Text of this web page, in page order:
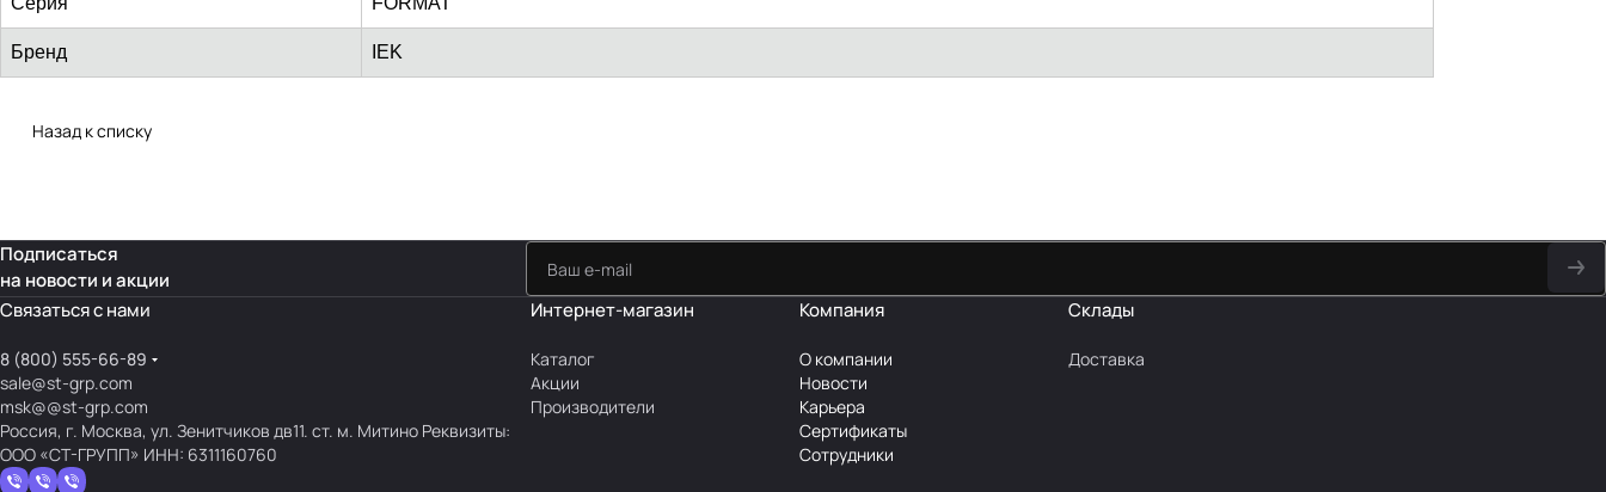
Бренд IEK
Назад к списку
Подписаться
на новости и акции
Связаться с нами
8 (800) 555-66-89
sale@st-grp.com
msk@@st-grp.com
Россия, г. Москва, ул. Зенитчиков дв11. ст. м. Митино Реквизиты:
ООО «СТ-ГРУПП» ИНН: 6311160760
Интернет-магазин
Каталог
Акции
Производители
Компания
О компании
Новости
Карьера
Сертификаты
Сотрудники
Склады
Доставка